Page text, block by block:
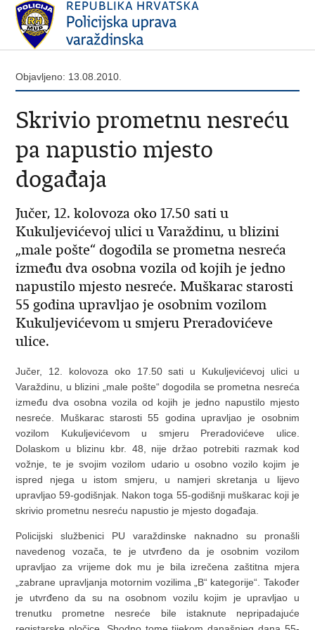
Objavljeno: 13.08.2010.
Skrivio prometnu nesreću
pa napustio mjesto
događaja
Jučer, 12. kolovoza oko 17.50 sati u
Kukuljevićevoj ulici u Varaždinu, u blizini
„male pošte“ dogodila se prometna nesreća
između dva osobna vozila od kojih je jedno
napustilo mjesto nesreće. Muškarac starosti
55 godina upravljao je osobnim vozilom
Kukuljevićevom u smjeru Preradovićeve
ulice.
Jučer, 12. kolovoza oko 17.50 sati u Kukuljevićevoj ulici u
Varaždinu, u blizini „male pošte“ dogodila se prometna nesreća
između dva osobna vozila od kojih je jedno napustilo mjesto
nesreće.
Muškarac starosti 55 godina upravljao je osobnim
vozilom Kukuljevićevom u smjeru Preradovićeve ulice.
Dolaskom u blizinu kbr. 48, nije držao potrebiti razmak kod
vožnje, te je svojim vozilom udario u osobno vozilo kojim je
ispred njega u istom smjeru, u namjeri skretanja u lijevo
upravljao 59-godišnjak. Nakon toga 55-godišnji muškarac koji je
skrivio prometnu nesreću napustio je mjesto događaja.
Policijski službenici PU varaždinske naknadno su pronašli
navedenog vozača, te je utvrđeno da je osobnim vozilom
upravljao za vrijeme dok mu je bila izrečena zaštitna mjera
„zabrane upravljanja motornim vozilima „B“ kategorije“. Također
je utvrđeno da su na osobnom vozilu kojim je upravljao u
trenutku prometne nesreće bile istaknute nepripadajuće